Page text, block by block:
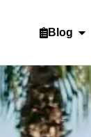
Blog